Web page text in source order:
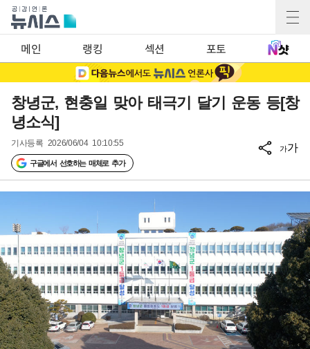
메인 랭킹 섹션 포토
창녕군, 현충일 맞아 태극기 달기 운동 등[창
녕소식]
기사등록 2026/06/04 10:10:55
구글에서 선호하는 매체로 추가
가가